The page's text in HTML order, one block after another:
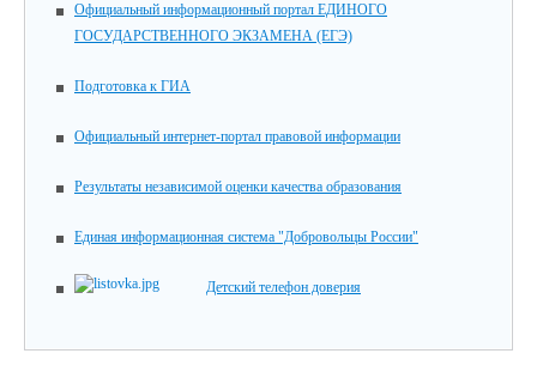
Официальный информационный портал ЕДИНОГО
ГОСУДАРСТВЕННОГО ЭКЗАМЕНА (ЕГЭ)
Подготовка к ГИА
Официальный интернет-портал правовой информации
Результаты независимой оценки качества образования
Единая информационная система "Добровольцы России"
Детский телефон доверия